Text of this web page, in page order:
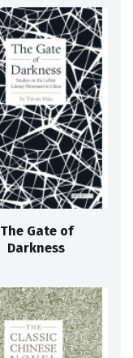
The Gate of
Darkness